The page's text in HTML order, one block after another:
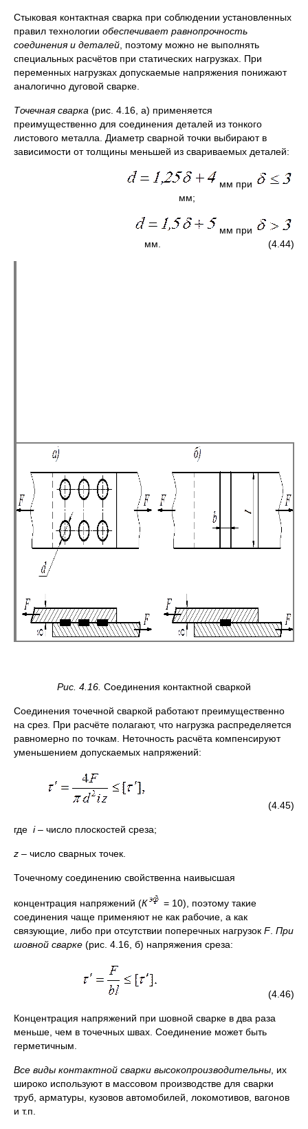
Стыковая контактная сварка при соблюдении установленных
правил технологии обеспечивает равнопрочность
соединения и деталей, поэтому можно не выполнять
специальных расчётов при статических нагрузках. При
переменных нагрузках допускаемые напряжения понижают
аналогично дуговой сварке.
Точечная сварка (рис. 4.16, а) применяется
преимущественно для соединения деталей из тонкого
листового металла. Диаметр сварной точки выбирают в
зависимости от толщины меньшей из свариваемых деталей:
мм при
мм;
мм при
мм. (4.44)
Рис. 4.16. Соединения контактной сваркой
Соединения точечной сваркой работают преимущественно
на срез. При расчёте полагают, что нагрузка распределяется
равномерно по точкам. Неточность расчёта компенсируют
уменьшением допускаемых напряжений:
(4.45)
где i– число плоскостей среза;
z – число сварных точек.
Точечному соединению свойственна наивысшая
концентрация напряжений (К
= 10), поэтому такие
соединения чаще применяют не как рабочие, а как
связующие, либо при отсутствии поперечных нагрузок F. При
шовной сварке (рис. 4.16, б) напряжения среза:
(4.46)
Концентрация напряжений при шовной сварке в два раза
меньше, чем в точечных швах. Соединение может быть
герметичным.
Все виды контактной сварки высокопроизводительны, их
широко используют в массовом производстве для сварки
труб, арматуры, кузовов автомобилей, локомотивов, вагонов
и т.п.